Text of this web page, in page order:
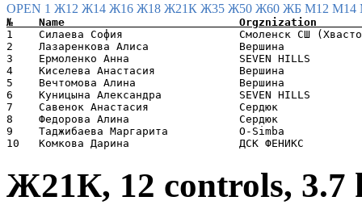
OPEN 1 Ж12 Ж14 Ж16 Ж18 Ж21К Ж35 Ж50 Ж60 ЖБ М12 М14
1    Силаева София                  Смоленск СШ
2    Лазаренкова Алиса              Вершина
3    Ермоленко Анна                 SEVEN HILLS
4    Киселева Анастасия             Вершина
5    Вечтомова Алина                Вершина
6    Куницына Александра            SEVEN
7    Савенок Анастасия              Сердюк
8    Федорова Алина                 Сердюк
9    Таджибаева Маргарита           O-
Ж21К, 12 controls, 3.7